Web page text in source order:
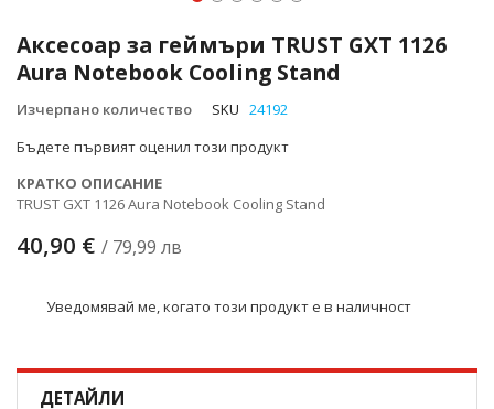
Аксесоар за геймъри TRUST GXT 1126
Aura Notebook Cooling Stand
Изчерпано количество SKU 24192
Бъдете първият оценил този продукт
КРАТКО ОПИСАНИЕ
TRUST GXT 1126 Aura Notebook Cooling Stand
40,90 € / 79,99 лв
Уведомявай ме, когато този продукт е в наличност
към
началото
на
галерия
снимки
ДЕТАЙЛИ